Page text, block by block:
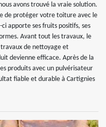
avons trouvé la vraie solution.
de protéger votre toiture avec le
apporte ses fruits positifs, ses
Avant tout les travaux, le
travaux de nettoyage et
devienne efficace. Après de la
produits avec un pulvérisateur
fiable et durable à Cartignies